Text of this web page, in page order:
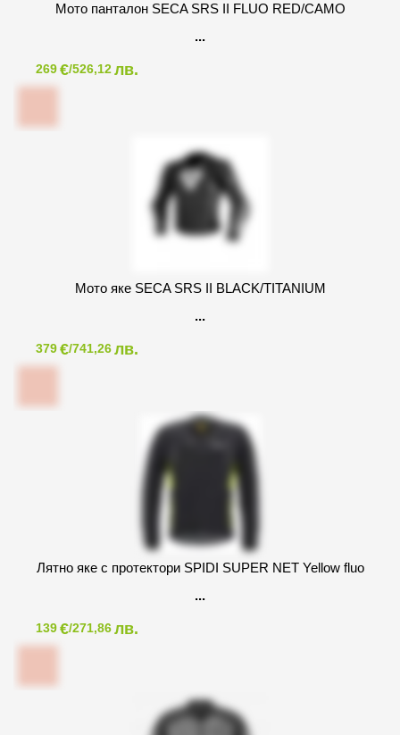
Мото панталон SECA SRS II FLUO RED/CAMO
269€/526,12лв.
Мото яке SECA SRS II BLACK/TITANIUM
379€/741,26лв.
Лятно яке с протектори SPIDI SUPER NET Yellow fluo
139€/271,86лв.